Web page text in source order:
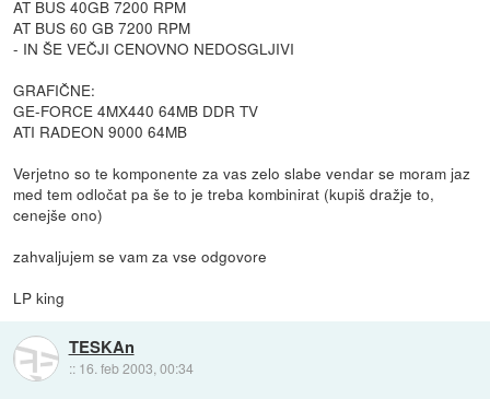
AT BUS 40GB 7200 RPM
AT BUS 60 GB 7200 RPM
- IN ŠE VEČJI CENOVNO NEDOSGLJIVI
GRAFIČNE:
GE-FORCE 4MX440 64MB DDR TV
ATI RADEON 9000 64MB
Verjetno so te komponente za vas zelo slabe vendar se moram jaz
med tem odločat pa še to je treba kombinirat (kupiš dražje to,
cenejše ono)
zahvaljujem se vam za vse odgovore
LP king
TESKAn
:: 16. feb 2003, 00:34